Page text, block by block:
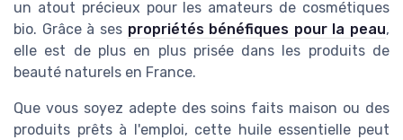
un atout précieux pour les amateurs de cosmétiques
bio. Grâce à ses propriétés bénéfiques pour la peau,
elle est de plus en plus prisée dans les produits de
beauté naturels en France.
Que vous soyez adepte des soins faits maison ou des
produits prêts à l'emploi, cette huile essentielle peut